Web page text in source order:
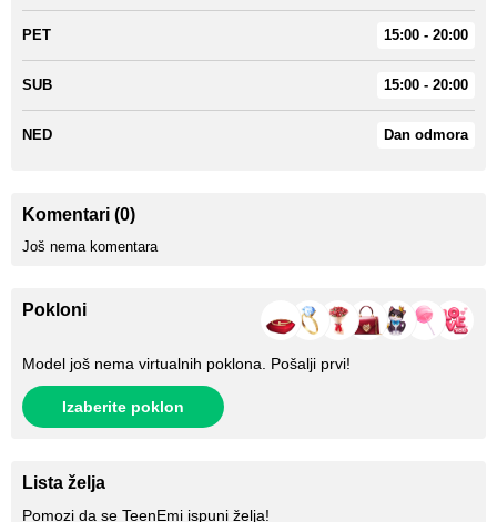
PET 15:00 - 20:00
SUB 15:00 - 20:00
NED Dan odmora
Komentari (0)
Još nema komentara
Pokloni
Model još nema virtualnih poklona. Pošalji prvi!
Izaberite poklon
Lista želja
Pomozi da se TeenEmi ispuni želja!